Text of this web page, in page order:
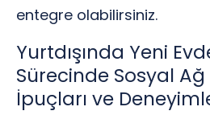
entegre olabilirsiniz.
Yurtdışında Yeni
Sürecinde Sosyal
İpuçları ve